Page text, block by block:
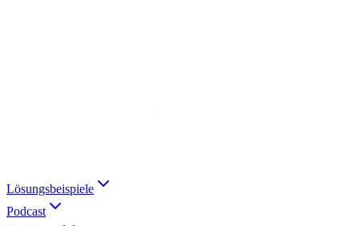
Lösungsbeispiele
Podcast